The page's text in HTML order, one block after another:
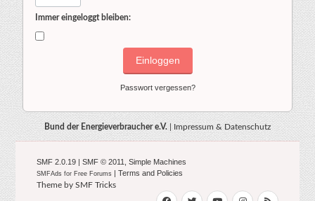
Immer eingeloggt bleiben:
Passwort vergessen?
Bund der Energieverbraucher e.V. Impressum & Datenschutz
SMF 2.0.19| SMF © 2011 Simple Machines
SMFAds for Free Forums | Terms and Policies
Theme by SMF Tricks